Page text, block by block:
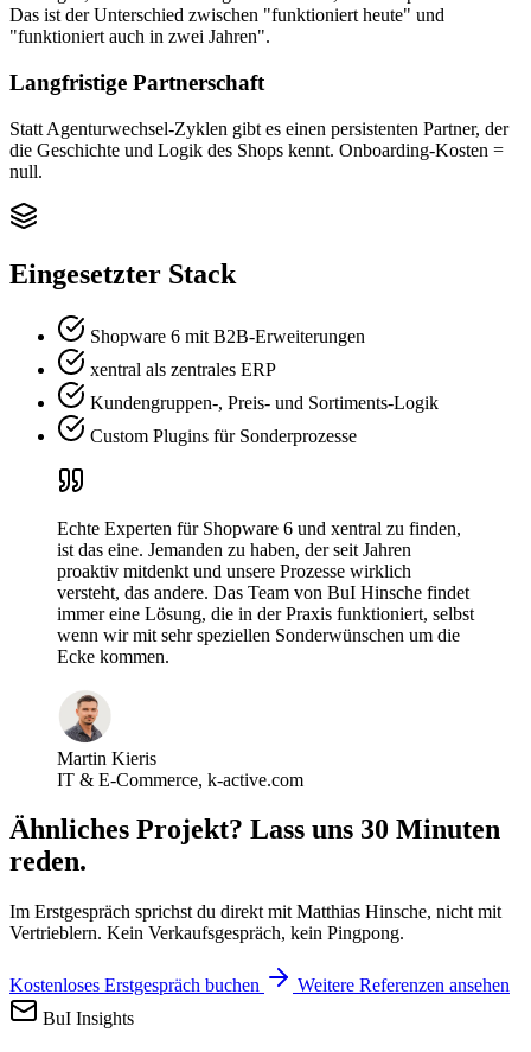
Das ist der Unterschied zwischen "funktioniert heute" und
"funktioniert auch in zwei Jahren".
Langfristige Partnerschaft
Statt Agenturwechsel-Zyklen gibt es einen persistenten Partner, der
die Geschichte und Logik des Shops kennt. Onboarding-Kosten =
null.
Eingesetzter Stack
Shopware 6 mit B2B-Erweiterungen
xentral als zentrales ERP
Kundengruppen-, Preis- und Sortiments-Logik
Custom Plugins für Sonderprozesse
Echte Experten für Shopware 6 und xentral zu finden,
ist das eine. Jemanden zu haben, der seit Jahren
proaktiv mitdenkt und unsere Prozesse wirklich
versteht, das andere. Das Team von BuI Hinsche findet
immer eine Lösung, die in der Praxis funktioniert, selbst
wenn wir mit sehr speziellen Sonderwünschen um die
Ecke kommen.
Martin Kieris
IT & E-Commerce, k-active.com
Ähnliches Projekt? Lass uns 30 Minuten
reden.
Im Erstgespräch sprichst du direkt mit Matthias Hinsche, nicht mit
Vertrieblern. Kein Verkaufsgespräch, kein Pingpong.
Kostenloses Erstgespräch buchen
Weitere Referenzen ansehen
BuI Insights